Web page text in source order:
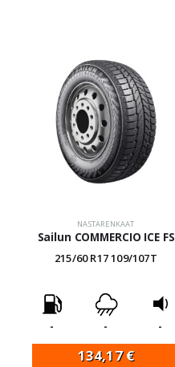
NASTARENKAAT
Sailun COMMERCIO ICE FS
215/60 R17 109/107T
- - -
134,17€